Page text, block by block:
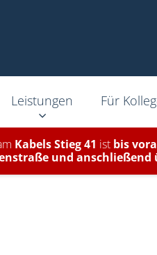
Leistungen Für
Kabels Stieg 41 ist bis
und anschließend